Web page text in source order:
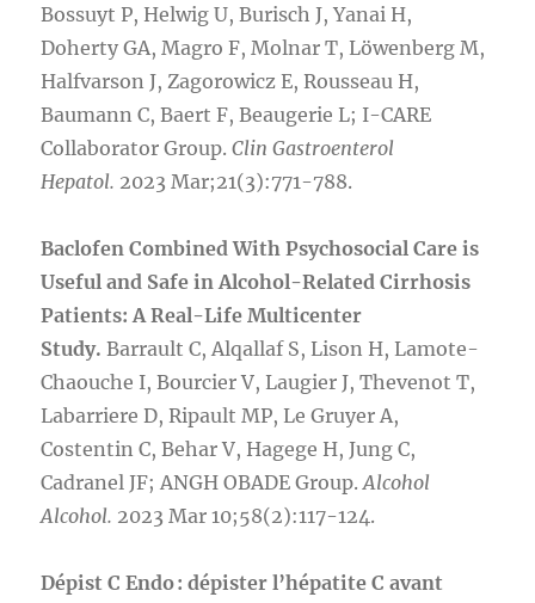
Bossuyt P, Helwig U, Burisch J, Yanai H,
Doherty GA, Magro F, Molnar T, Löwenberg M,
Halfvarson J, Zagorowicz E, Rousseau H,
Baumann C, Baert F, Beaugerie L; I-CARE
Collaborator Group.Clin Gastroenterol
Hepatol. 2023 Mar;21(3):771-788.
Baclofen Combined With Psychosocial Care is
Useful and Safe in Alcohol-Related Cirrhosis
Patients: A Real-Life Multicenter
Study.Barrault C, Alqallaf S, Lison H, Lamote-
Chaouche I, Bourcier V, Laugier J, Thevenot T,
Labarriere D, Ripault MP, Le Gruyer A,
Costentin C, Behar V, Hagege H, Jung C,
Cadranel JF; ANGH OBADE Group.Alcohol
Alcohol. 2023 Mar 10;58(2):117-124.
Dépist C Endo : dépister l’hépatite C avant